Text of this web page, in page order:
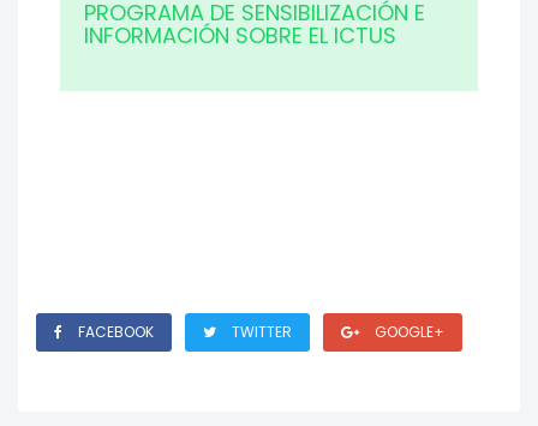
PROGRAMA DE SENSIBILIZACIÓN E
INFORMACIÓN SOBRE EL ICTUS
FACEBOOK TWITTER GOOGLE+